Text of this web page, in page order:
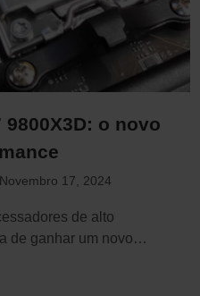
9800X3D: o novo
Novembro 17, 2024
de alto
de ganhar um novo